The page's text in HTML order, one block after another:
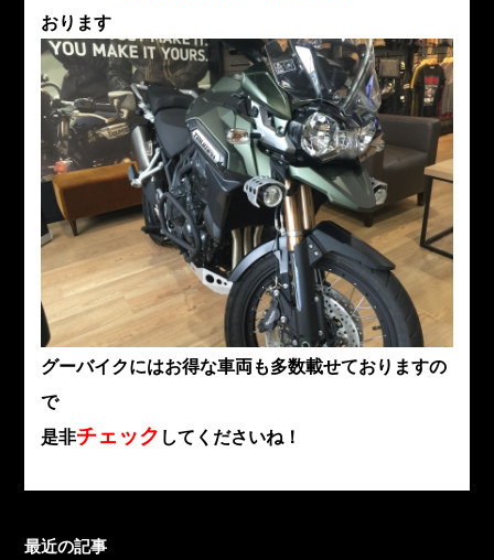
おります
グーバイクにはお得な車両も多数載せておりますの
で
是非チェック してくださいね！
最近の記事